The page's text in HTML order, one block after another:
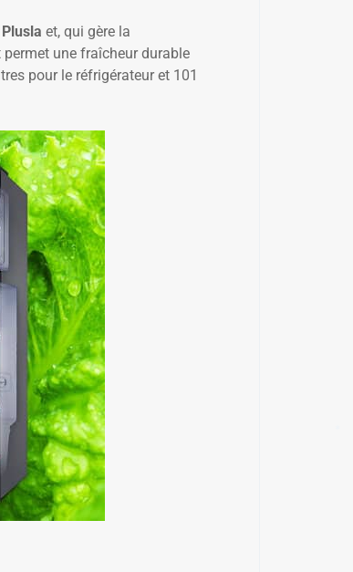
et​, qui gère la
permet une fraîcheur durable
pour le réfrigérateur et 101
✱
✱